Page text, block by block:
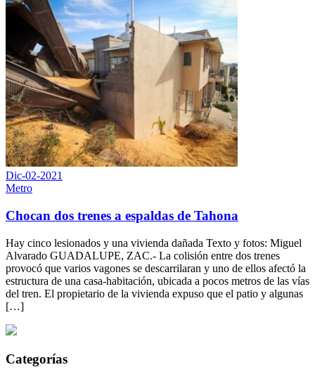
Dic-02-2021
Metro
Chocan dos trenes a espaldas de Tahona
Hay cinco lesionados y una vivienda dañada Texto y fotos: Miguel
Alvarado GUADALUPE, ZAC.- La colisión entre dos trenes
provocó que varios vagones se descarrilaran y uno de ellos afectó la
estructura de una casa-habitación, ubicada a pocos metros de las vías
del tren. El propietario de la vivienda expuso que el patio y algunas
[…]
Categorías